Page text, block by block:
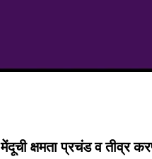
मेंदूची क्षमता प्रचंड व तीव्र